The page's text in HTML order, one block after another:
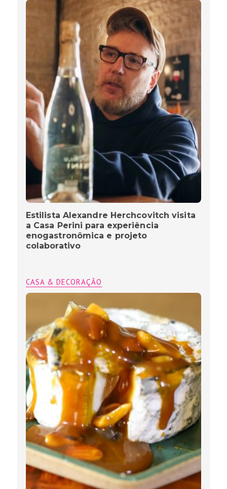
Estilista Alexandre Herchcovitch visita
a Casa Perini para experiência
enogastronômica e projeto
colaborativo
CASA & DECORAÇÃO